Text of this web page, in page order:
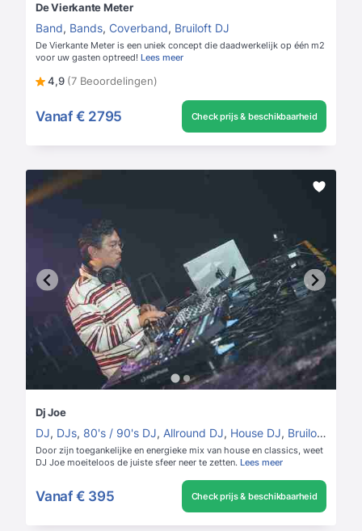
De Vierkante Meter
Band, Bands, Coverband, Bruiloft DJ
De Vierkante Meter is een uniek concept die daadwerkelijk op één m2
voor uw gasten optreed! Lees meer
4,9 (7 Beoordelingen)
Vanaf € 2795 Check prijs & beschikbaarheid
Dj Joe
DJ, DJs, 80's / 90's DJ, Allround DJ, House DJ, Bruiloft DJ
Door zijn toegankelijke en energieke mix van house en classics, weet
DJ Joe moeiteloos de juiste sfeer neer te zetten. Lees meer
Vanaf € 395 Check prijs & beschikbaarheid